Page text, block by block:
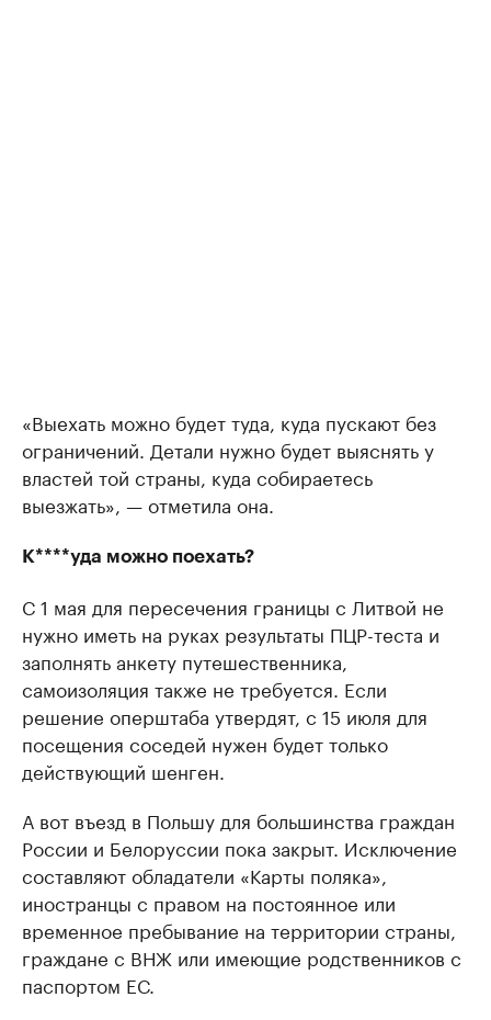
«Выехать можно будет туда, куда пускают без
ограничений. Детали нужно будет выяснять у
властей той страны, куда собираетесь
выезжать», — отметила она.
К****уда можно поехать?
С 1 мая для пересечения границы с Литвой не
нужно иметь на руках результаты ПЦР-теста и
заполнять анкету путешественника,
самоизоляция также не требуется. Если
решение оперштаба утвердят, с 15 июля для
посещения соседей нужен будет только
действующий шенген.
А вот въезд в Польшу для большинства граждан
России и Белоруссии пока закрыт. Исключение
составляют обладатели «Карты поляка»,
иностранцы с правом на постоянное или
временное пребывание на территории страны,
граждане с ВНЖ или имеющие родственников с
паспортом ЕС.